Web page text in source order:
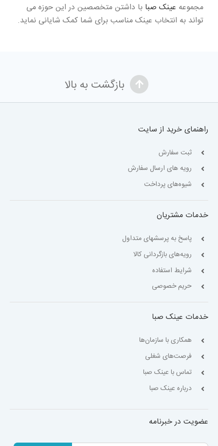
مجموعه عینک صبا با داشتن متخصصین در این حوزه می
تواند به انتخاب عینک مناسب برای شما کمک شایانی نماید.
بازگشت به بالا
راهنمای خرید از سایت
ثبت سفارش
رویه های ارسال سفارش
شیوه‌های پرداخت
خدمات مشتریان
پاسخ به پرسشهای متداول
رویه‌های بازگردانی کالا
شرایط استفاده
حریم خصوصی
خدمات عینک صبا
همکاری با سازمان‌ها
فرصت‌های شغلی
تماس با عینک صبا
درباره عینک صبا
عضویت در خبرنامه